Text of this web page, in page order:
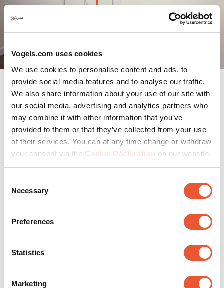
Vogels.com uses cookies
We use cookies to personalise content and ads, to
provide social media features and to analyse our traffic.
We also share information about your use of our site with
our social media, advertising and analytics partners who
may combine it with other information that you’ve
provided to them or that they’ve collected from your use
of their services. You can at any time change or withdraw
your consent via the Cookie Declaration on our website.
Selection
Necessary
Preferences
Statistics
Marketing
Mit
Kabelarten für die
Kabelführung
Videoverbindung zwischen Ihrem Gerät und dem